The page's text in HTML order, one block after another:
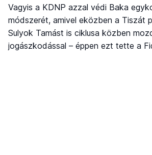
Vagyis a KDNP azzal védi Baka
módszerét, amivel eközben a Tiszát
Sulyok Tamást is ciklusa közben
jogászkodással – éppen ezt tette a